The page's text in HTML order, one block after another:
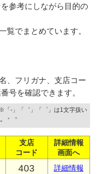
参考にしながら目的の
覧でまとめています。
、フリガナ、支店コー
号を確認できます。
「-」「゛」「゜」は1文字扱い
-゛゜
支店
コード
詳細情報
画面へ
403 詳細情報